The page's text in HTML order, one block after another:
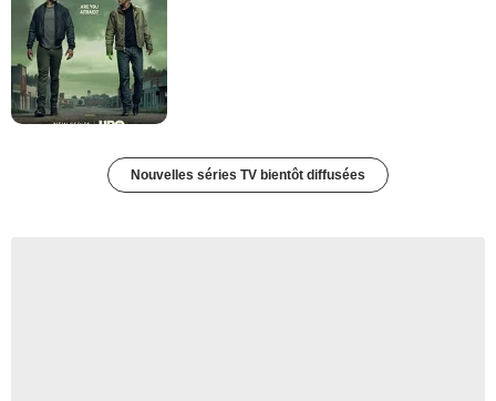
Nouvelles séries TV bientôt diffusées